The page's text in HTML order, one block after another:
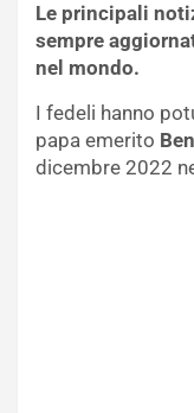
Le principali
sempre
nel mondo.
I fedeli hanno
papa emerito
dicembre 2022